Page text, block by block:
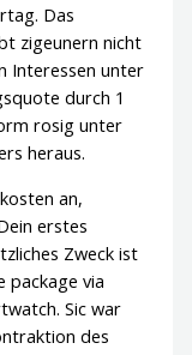
Das
zigeunern nicht
Interessen unter
durch 1
rosig unter
heraus.
an,
erstes
Zweck ist
package via
Sic war
des